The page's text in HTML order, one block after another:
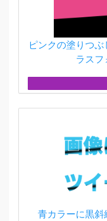
ピンクの塗りつ
ラスフ
青カラーに黒斜